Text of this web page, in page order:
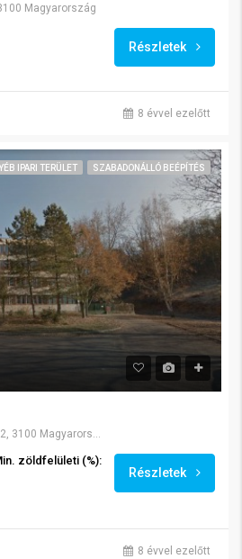
Magyarország
Részletek
8 évvel ezelőtt
IPARI TERÜLET SZABADONÁLLÓ BEÉPÍTÉS
Salgótarján, Ruhagyári út 32, 3100 Magyarország
zöldfelületi (%):
Részletek
8 évvel ezelőtt